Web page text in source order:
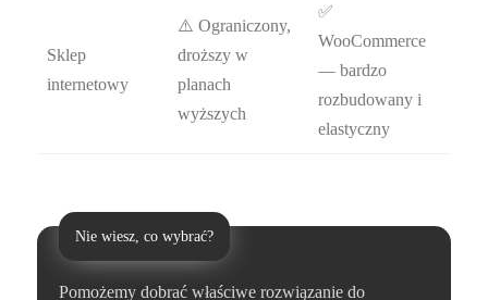
Sklep
internetowy
⚠️ Ograniczony,
droższy w
planach
wyższych
✅
WooCommerce
— bardzo
rozbudowany i
elastyczny
Nie wiesz, co wybrać?
Pomożemy dobrać właściwe rozwiązanie do